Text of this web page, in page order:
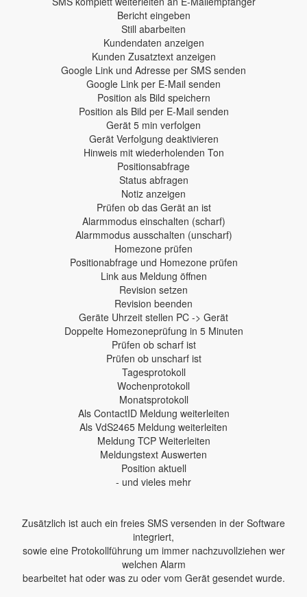
Bericht eingeben
Still abarbeiten
Kundendaten anzeigen
Kunden Zusatztext anzeigen
Google Link und Adresse per SMS senden
Google Link per E-Mail senden
Position als Bild speichern
Position als Bild per E-Mail senden
Gerät 5 min verfolgen
Gerät Verfolgung deaktivieren
Hinweis mit wiederholenden Ton
Positionsabfrage
Status abfragen
Notiz anzeigen
Prüfen ob das Gerät an ist
Alarmmodus einschalten (scharf)
Alarmmodus ausschalten (unscharf)
Homezone prüfen
Positionabfrage und Homezone prüfen
Link aus Meldung öffnen
Revision setzen
Revision beenden
Geräte Uhrzeit stellen PC -> Gerät
Doppelte Homezoneprüfung in 5 Minuten
Prüfen ob scharf ist
Prüfen ob unscharf ist
Tagesprotokoll
Wochenprotokoll
Monatsprotokoll
Als ContactID Meldung weiterleiten
Als VdS2465 Meldung weiterleiten
Meldung TCP Weiterleiten
Meldungstext Auswerten
Position aktuell
- und vieles mehr
Zusätzlich ist auch ein freies SMS versenden in der Software
integriert,
sowie eine Protokollführung um immer nachzuvollziehen wer
welchen Alarm
bearbeitet hat oder was zu oder vom Gerät gesendet wurde.